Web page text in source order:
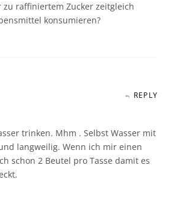
zu raffiniertem Zucker zeitgleich
konsumieren?
REPLY
trinken. Mhm . Selbst Wasser mit
langweilig. Wenn ich mir einen
schon 2 Beutel pro Tasse damit es